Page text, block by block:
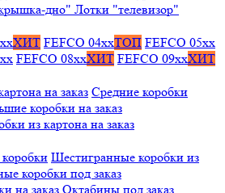
дно" Лотки "телевизор"
ХИТ FEFCO 04xxТОП FEFCO 05xx
FEFCO 08xxХИТ FEFCO 09xxХИТ
на заказ Средние коробки
коробки на заказ
из картона на заказ
Шестигранные коробки из
коробки под заказ
на заказ Октабины под заказ